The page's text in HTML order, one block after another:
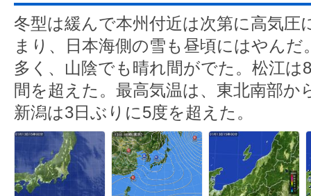
冬型は緩んで本州付近は次第に高気圧
まり、日本海側の雪も昼頃にはやん
多く、山陰でも晴れ間がでた。松江は
間を超えた。最高気温は、東北南部か
新潟は3日ぶりに5度を超えた。